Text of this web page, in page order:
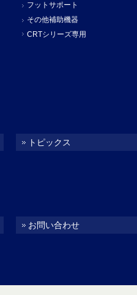
フットサポート
その他補助機器
CRTシリーズ専用
トピックス
お問い合わせ